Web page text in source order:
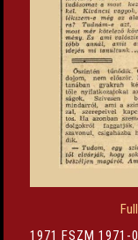
1971 FSZM 1971-